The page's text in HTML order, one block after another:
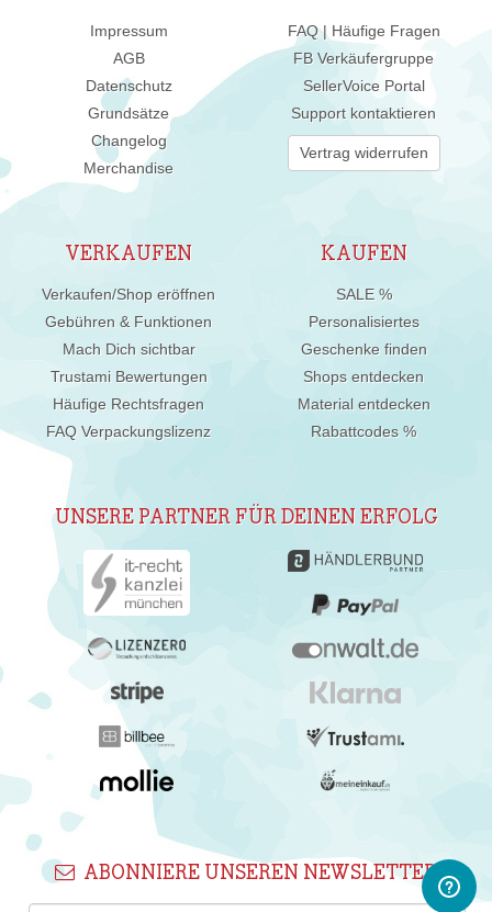
Impressum
AGB
Datenschutz
Grundsätze
Changelog
Merchandise
FAQ | Häufige Fragen
FB Verkäufergruppe
SellerVoice Portal
Support kontaktieren
Vertrag widerrufen
VERKAUFEN
Verkaufen/Shop eröffnen
Gebühren & Funktionen
Mach Dich sichtbar
Trustami Bewertungen
Häufige Rechtsfragen
FAQ Verpackungslizenz
KAUFEN
SALE %
Personalisiertes
Geschenke finden
Shops entdecken
Material entdecken
Rabattcodes %
UNSERE PARTNER FÜR DEINEN ERFOLG
ABONNIERE UNSEREN NEWSLETTER